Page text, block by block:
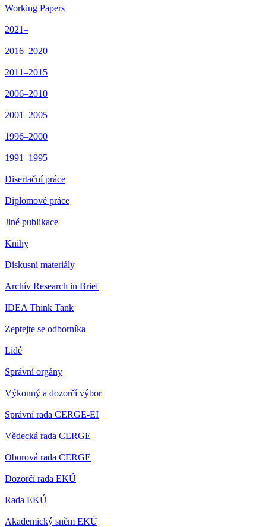
Working Papers
2021–
2016–2020
2011–2015
2006–2010
2001–2005
1996–2000
1991–1995
Disertační práce
Diplomové práce
Jiné publikace
Knihy
Diskusní materiály
Archív Research in Brief
IDEA Think Tank
Zeptejte se odborníka
Lidé
Správní orgány
Výkonný a dozorčí výbor
Správní rada CERGE-EI
Vědecká rada CERGE
Oborová rada CERGE
Dozorčí rada EKÚ
Rada EKÚ
Akademický sněm EKÚ